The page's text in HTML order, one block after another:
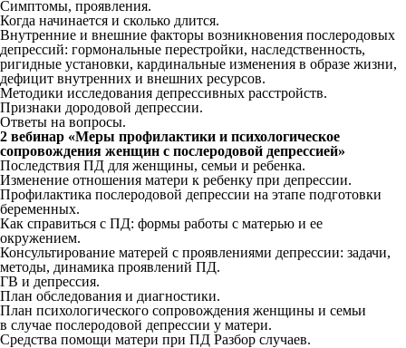
Симптомы, проявления.
Когда начинается и сколько длится.
Внутренние и внешние факторы возникновения послеродовых
депрессий: гормональные перестройки, наследственность,
ригидные установки, кардинальные изменения в образе жизни,
дефицит внутренних и внешних ресурсов.
Методики исследования депрессивных расстройств.
Признаки дородовой депрессии.
Ответы на вопросы.
2 вебинар «Меры профилактики и психологическое
сопровождения женщин с послеродовой депрессией»
Последствия ПД для женщины, семьи и ребенка.
Изменение отношения матери к ребенку при депрессии.
Профилактика послеродовой депрессии на этапе подготовки
беременных.
Как справиться с ПД: формы работы с матерью и ее
окружением.
Консультирование матерей с проявлениями депрессии: задачи,
методы, динамика проявлений ПД.
ГВ и депрессия.
План обследования и диагностики.
План психологического сопровождения женщины и семьи
в случае послеродовой депрессии у матери.
Средства помощи матери при ПД Разбор случаев.